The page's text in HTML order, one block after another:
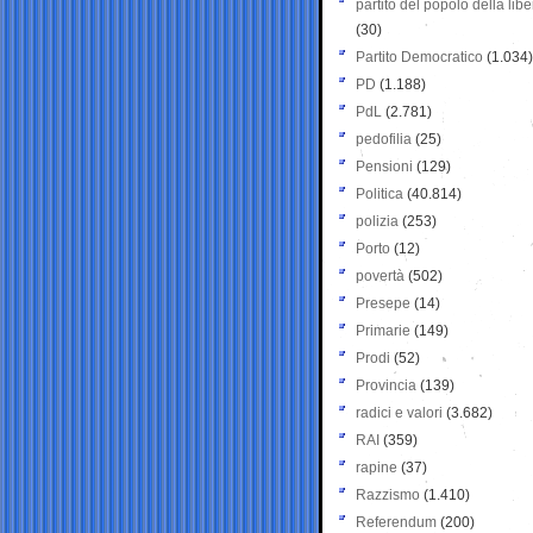
partito del popolo della
(30)
Partito Democratico (1.034)
PD (1.188)
PdL (2.781)
pedofilia (25)
Pensioni (129)
Politica (40.814)
polizia (253)
Porto (12)
povertà (502)
Presepe (14)
Primarie (149)
Prodi (52)
Provincia (139)
radici e valori (3.682)
RAI (359)
rapine (37)
Razzismo (1.410)
Referendum (200)